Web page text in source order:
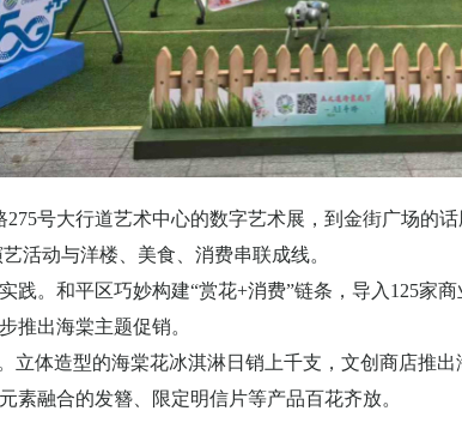
275号大行道艺术中心的数字艺术展，到金街广场的
活动与洋楼、美食、消费串联成线。
践。和平区巧妙构建“赏花+消费”链条，导入 125家商
推出海棠主题促销。
立体造型的海棠花冰淇淋日销上千支，文创商店推
素融合的发簪、限定明信片等产品百花齐放。